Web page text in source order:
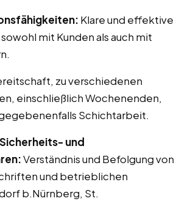
Klare und effektive
mit Kunden als auch mit
zu verschiedenen
einschließlich Wochenenden,
Schichtarbeit.
und
Verständnis und Befolgung von
und betrieblichen
b.Nürnberg, St.